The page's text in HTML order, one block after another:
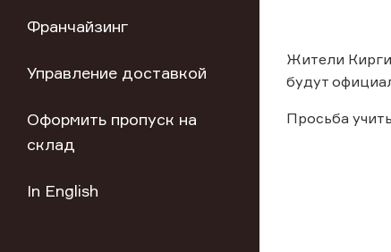
Франчайзинг
Управление доставкой
Оформить пропуск на
склад
In English
Жители
будут
Просьба